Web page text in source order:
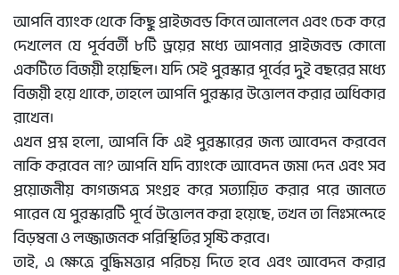
আপনি ব্যাংক থেকে কিছু প্রাইজবন্ড কিনে আনলেন এবং চেক করে
দেখলেন যে পূর্ববর্তী ৮টি ড্রয়ের মধ্যে আপনার প্রাইজবন্ড কোনো
একটিতে বিজয়ী হয়েছিল। যদি সেই পুরস্কার পূর্বের দুই বছরের মধ্যে
বিজয়ী হয়ে থাকে, তাহলে আপনি পুরস্কার উত্তোলন করার অধিকার
রাখেন।
এখন প্রশ্ন হলো, আপনি কি এই পুরস্কারের জন্য আবেদন করবেন
নাকি করবেন না? আপনি যদি ব্যাংকে আবেদন জমা দেন এবং সব
প্রয়োজনীয় কাগজপত্র সংগ্রহ করে সত্যায়িত করার পরে জানতে
পারেন যে পুরস্কারটি পূর্বে উত্তোলন করা হয়েছে, তখন তা নিঃসন্দেহে
বিড়ম্বনা ও লজ্জাজনক পরিস্থিতির সৃষ্টি করবে।
তাই, এ ক্ষেত্রে বুদ্ধিমত্তার পরিচয় দিতে হবে এবং আবেদন করার